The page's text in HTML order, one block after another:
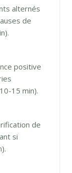
alternés
de
positive
15 min).
de
si